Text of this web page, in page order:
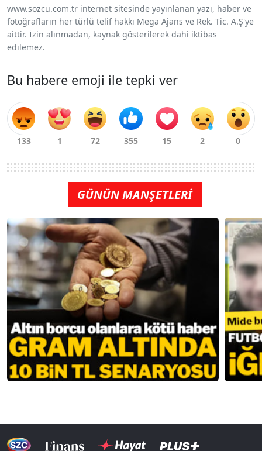
www.sozcu.com.tr internet sitesinde yayınlanan yazı, haber ve
fotoğrafların her türlü telif hakkı Mega Ajans ve Rek. Tic. A.Ş'ye
aittir. İzin alınmadan, kaynak gösterilerek dahi iktibas
edilemez.
Bu habere emoji ile tepki ver
GÜNÜN MANŞETLERİ